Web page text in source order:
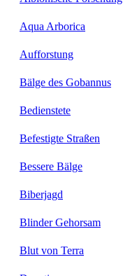
Aqua Arborica
Aufforstung
Bälge des Gobannus
Bedienstete
Befestigte Straßen
Bessere Bälge
Biberjagd
Blinder Gehorsam
Blut von Terra